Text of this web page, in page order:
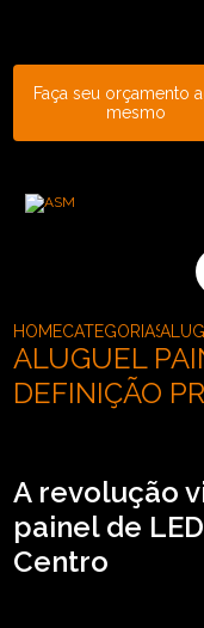
Faça seu orçamento
mesmo
HOMECATEGORIAS
ALUGUEL
DEFINIÇÃO
A revolução
painel de
Centro